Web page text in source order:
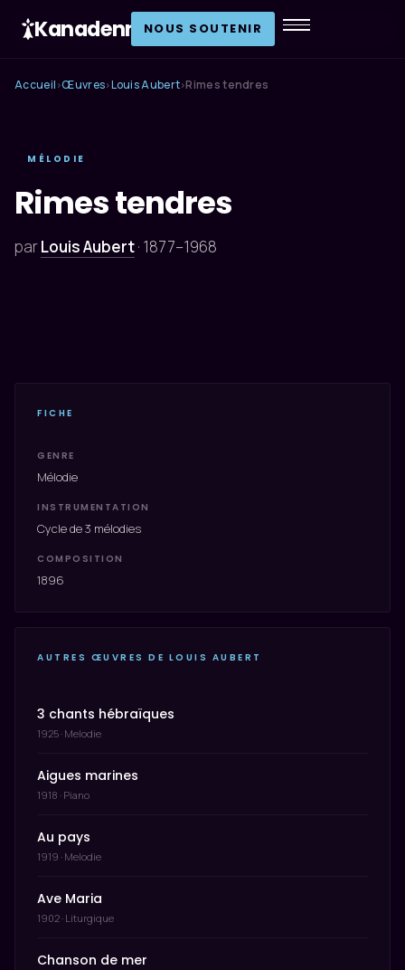
Kanadenn NOUS SOUTENIR
Accueil ›Œuvres›Louis Aubert›Rimes tendres
MÉLODIE
Rimes tendres
parLouis Aubert· 1877–1968
FICHE
GENRE
Mélodie
INSTRUMENTATION
Cycle de 3 mélodies
COMPOSITION
1896
AUTRES ŒUVRES DE LOUIS AUBERT
3 chants hébraïques
1925 · Melodie
Aigues marines
1918 · Piano
Au pays
1919 · Melodie
Ave Maria
1902 · Liturgique
Chanson de mer